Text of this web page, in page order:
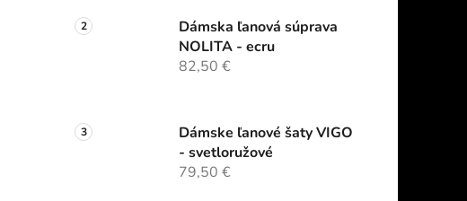
Dámska ľanová súprava
NOLITA - ecru
82,50 €
Dámske ľanové šaty VIGO
- svetloružové
79,50 €